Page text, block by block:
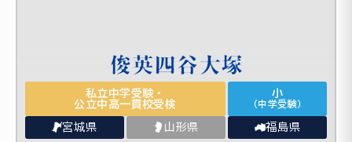
私立中学受験・
公立中高一貫校受検
小
（中学受験）
宮城県 山形県 福島県